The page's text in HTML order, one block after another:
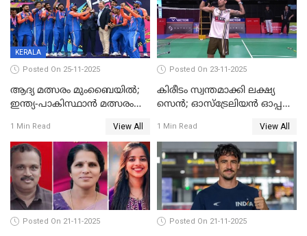
വിക്കറ്റിന് തകര്‍ത്ത് കേരളം
KERALA
Posted On 25-11-2025
ആദ്യ മത്സരം മുംബൈയിൽ;
ഇന്ത്യ-പാകിസ്ഥാൻ മത്സരം
ലോകകപ്പിന്‍റെ മത്സരക്രമം
പ്രഖ്യാപിച്ചു
1 Min Read View All
Posted On 23-11-2025
കിരീടം സ്വന്തമാക്കി ലക്ഷ്യ
സെന്‍; ഓസ്ട്രേലിയന്‍ ഓപ്പണ്‍
1 Min Read View All
Posted On 21-11-2025 Posted On 21-11-2025